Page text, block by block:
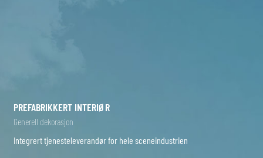
PREFABRIKKERT INTERIØR
Generell dekorasjon
Integrert tjenesteleverandør for hele sceneindustrien